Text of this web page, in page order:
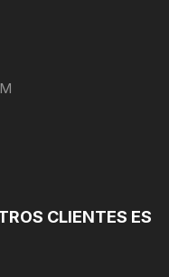
CLIENTES ES